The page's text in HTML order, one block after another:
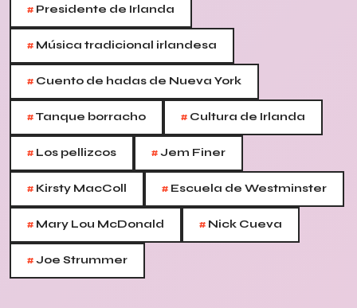
# Presidente de Irlanda
# Música tradicional irlandesa
# Cuento de hadas de Nueva York
#Tanque borracho # Cultura de Irlanda
# Los pellizcos #Jem Finer
# Kirsty MacColl # Escuela de Westminster
# Mary Lou McDonald # Nick Cueva
#Joe Strummer